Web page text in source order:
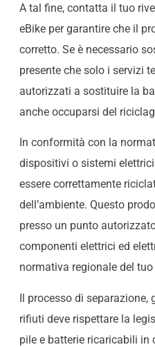
A tal fine, contatta il tuo
eBike per garantire che il
corretto. Se è necessario
presente che solo i servizi
autorizzati a sostituire la
anche occuparsi del
In conformità con la
dispositivi o sistemi
essere correttamente
dell’ambiente. Questo
presso un punto
componenti elettrici ed
normativa regionale del tuo
Il processo di separazione,
rifiuti deve rispettare la
pile e batterie ricaricabili in